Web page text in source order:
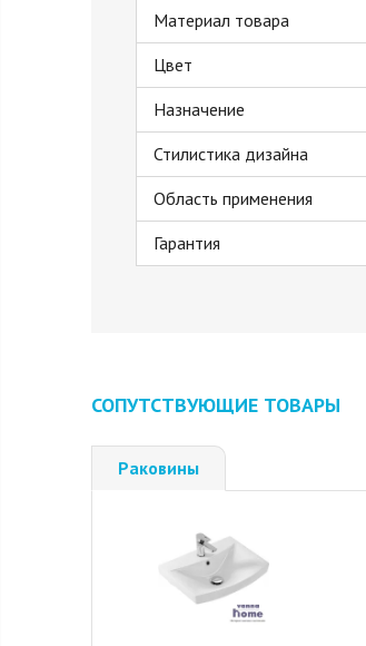
Материал товара
Цвет
Назначение
Стилистика дизайна
Область применения
Гарантия
СОПУТСТВУЮЩИЕ ТОВАРЫ
Раковины